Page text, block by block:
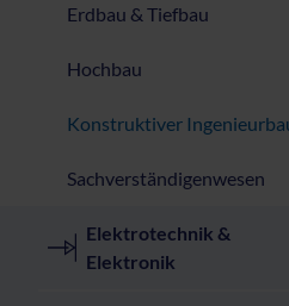
Erdbau & Tiefbau
Hochbau
Konstruktiver
Sachverständigenwesen
Elektrotechnik &
Elektronik